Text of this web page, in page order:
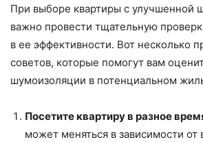
При выборе квартиры с улучшенной
важно провести тщательную
в ее эффективности. Вот несколько
советов, которые помогут вам
шумоизоляции в потенциальном
Посетите квартиру в разное
может меняться в зависимости от